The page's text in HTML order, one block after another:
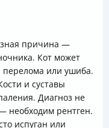
причина —
Кот может
перелома или ушиба.
и суставы
Диагноз не
необходим рентген.
испуган или